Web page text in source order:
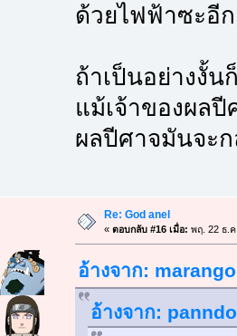
ด้วยไฟฟ้าซะอีก
ถ้าเป็นอย่างงั้น
แม้เจ้าของผล
ผลปีศาจมันจะ
Re: God anel
« ตอบกลับ #16 เมื่อ: พฤ. 22 ธ.ค
อ้างจาก:
อ้างจาก: